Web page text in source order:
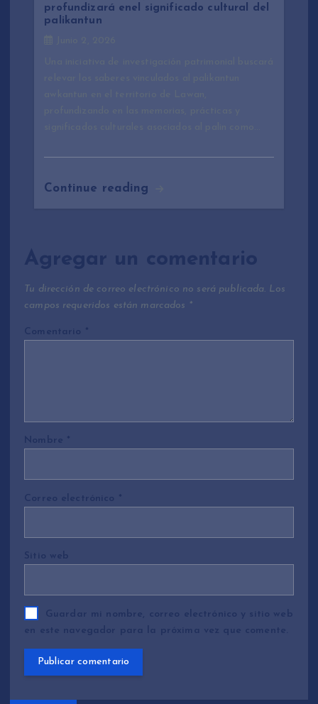
profundizará enel significado cultural del
palikantun
Continue reading
Agregar un comentario
Tu dirección de correo electrónico no será publicada. Los
campos requeridos están marcados *
Comentario *
Nombre *
Correo electrónico *
Sitio web
Guardar mi nombre, correo electrónico y sitio web
en este navegador para la próxima vez que comente.